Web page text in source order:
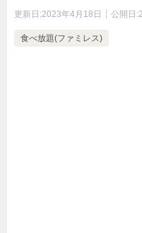
更新日:2023年4月18日 公開日:
食べ放題(ファミレス)